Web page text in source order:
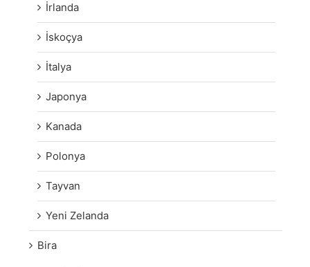
İrlanda
İskoçya
İtalya
Japonya
Kanada
Polonya
Tayvan
Yeni Zelanda
Bira